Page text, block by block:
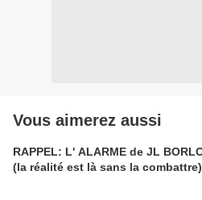
Vous aimerez aussi
RAPPEL: L' ALARME de JL BORLOO
(la réalité est là sans la combattre)